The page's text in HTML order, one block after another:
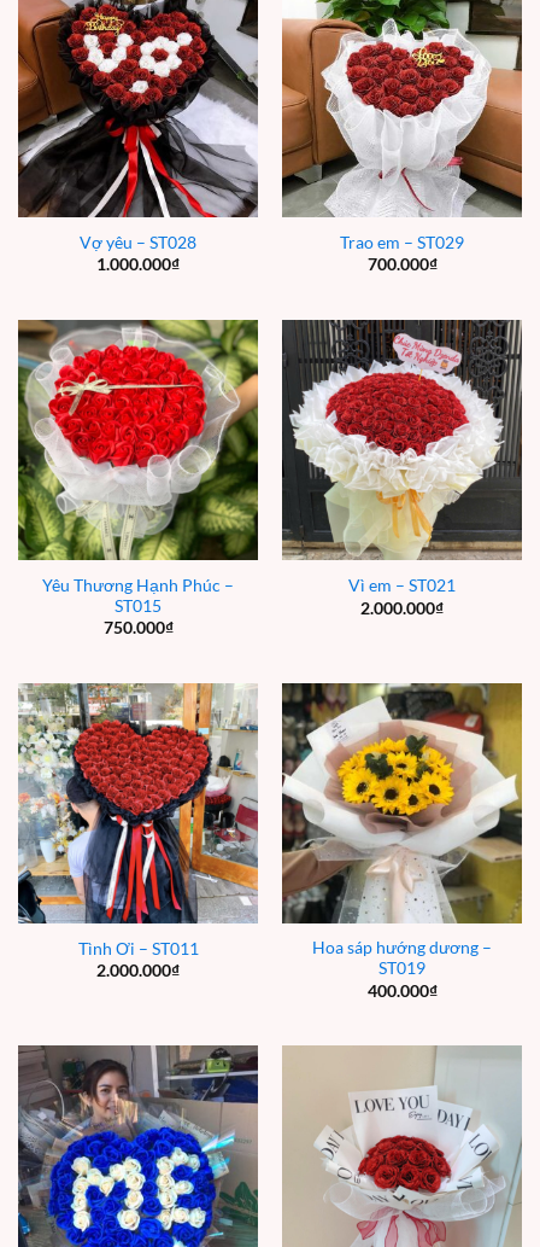
Vợ yêu – ST028
1.000.000₫
Trao em – ST029
700.000₫
Yêu Thương Hạnh Phúc –
ST015
750.000₫
Vì em – ST021
2.000.000₫
Tình Ơi – ST011
2.000.000₫
Hoa sáp hướng dương –
ST019
400.000₫